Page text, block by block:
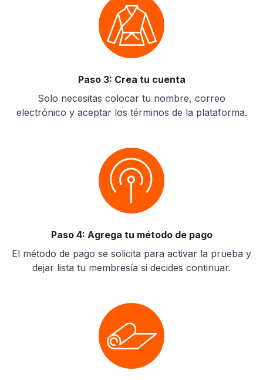
Paso 3: Crea tu cuenta
Solo necesitas colocar tu nombre, correo
electrónico y aceptar los términos de la plataforma.
Paso 4: Agrega tu método de pago
El método de pago se solicita para activar la prueba y
dejar lista tu membresía si decides continuar.